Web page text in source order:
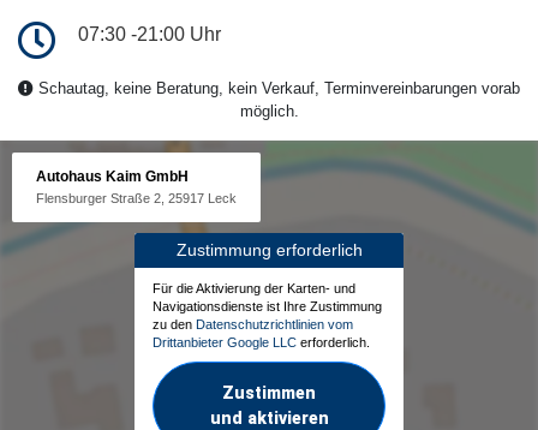
07:30 -21:00 Uhr
Schautag, keine Beratung, kein Verkauf, Terminvereinbarungen vorab
möglich.
Autohaus Kaim GmbH
Flensburger Straße 2, 25917 Leck
Zustimmung erforderlich
Für die Aktivierung der Karten- und
Navigationsdienste ist Ihre Zustimmung
zu den Datenschutzrichtlinien vom
Drittanbieter Google LLC erforderlich.
Zustimmen
und aktivieren